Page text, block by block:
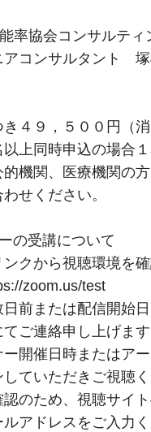
率協会コンサルテ
コンサルタント 塚
き４９，５００円（
以上同時申込の場合
的機関、医療機関の
せください。
の受講について
ンクから視聴環境を
zoom.us/test
日前または配信開始
てご連絡申し上げま
開催日時またはア
していただきご視聴
認のため、視聴サイ
ルアドレスをご入力